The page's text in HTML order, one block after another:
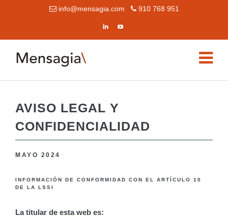
info@mensagia.com 910 768 951
AVISO LEGAL Y
CONFIDENCIALIDAD
MAYO 2024
INFORMACIÓN DE CONFORMIDAD CON EL ARTÍCULO 10
DE LA LSSI
La titular de esta web es: